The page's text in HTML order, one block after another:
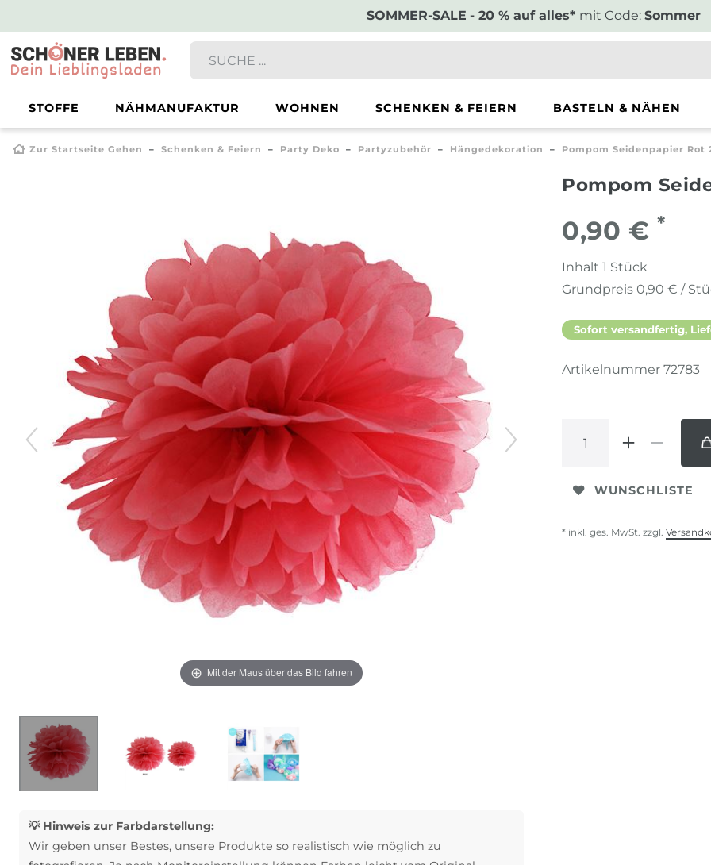
SOMMER-SALE - 20 % auf alles* mit Code: Sommer
STOFFE NÄHMANUFAKTUR WOHNEN SCHENKEN & FEIERN BASTELN & NÄHEN
Zur Startseite Gehen Schenken & Feiern Party Deko Partyzubehör Hängedekoration Pompom Seidenpapier Rot
Mit der Maus über das Bild fahren
💡 Hinweis zur Farbdarstellung:
Wir geben unser Bestes, unsere Produkte so realistisch wie möglich zu
Pompom
0,90 € *
Inhalt 1 Stück
Grundpreis 0,90 € /
Sofort versandfertig,
Artikelnummer 72783
WUNSCHLISTE
* inkl. ges. MwSt. zzgl.